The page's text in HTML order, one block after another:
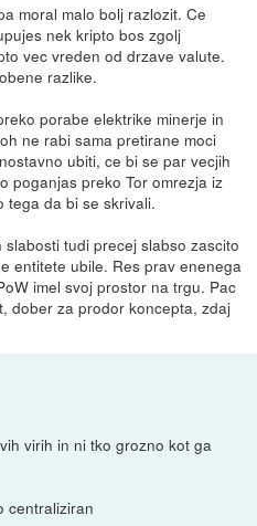
moral malo bolj razlozit. Ce
nek kripto bos zgolj
vec vreden od drzave valute.
razlike.
porabe elektrike minerje in
ne rabi sama pretirane moci
ubiti, ce bi se par vecjih
poganjas preko Tor omrezja iz
tega da bi se skrivali.
tudi precej slabso zascito
entitete ubile. Res prav enenega
imel svoj prostor na trgu. Pac
dober za prodor koncepta, zdaj
virih in ni tko grozno kot ga
centraliziran